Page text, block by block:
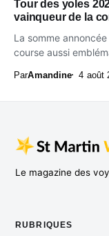
Tour des yoles
vainqueur de la
La somme
course aussi
ParAmandine 4 août
Le magazine des
RUBRIQUES